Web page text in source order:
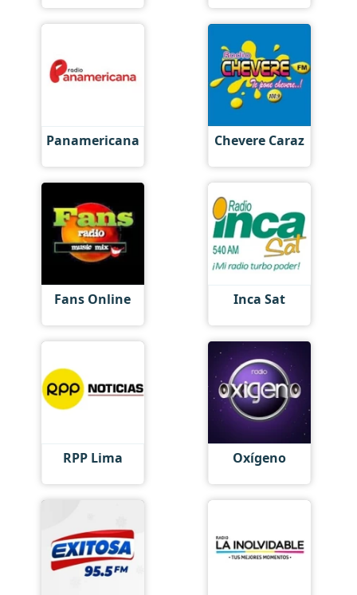
Panamericana Chevere Caraz
Fans Online Inca Sat
RPP Lima Oxígeno